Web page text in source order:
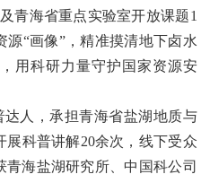
青海省重点实验室开放课题1
“画像”，精准摸清地下卤水
用科研力量守护国家资源安
人，承担青海省盐湖地质与
展科普讲解20余次，线下受众
青海盐湖研究所、中国科公司